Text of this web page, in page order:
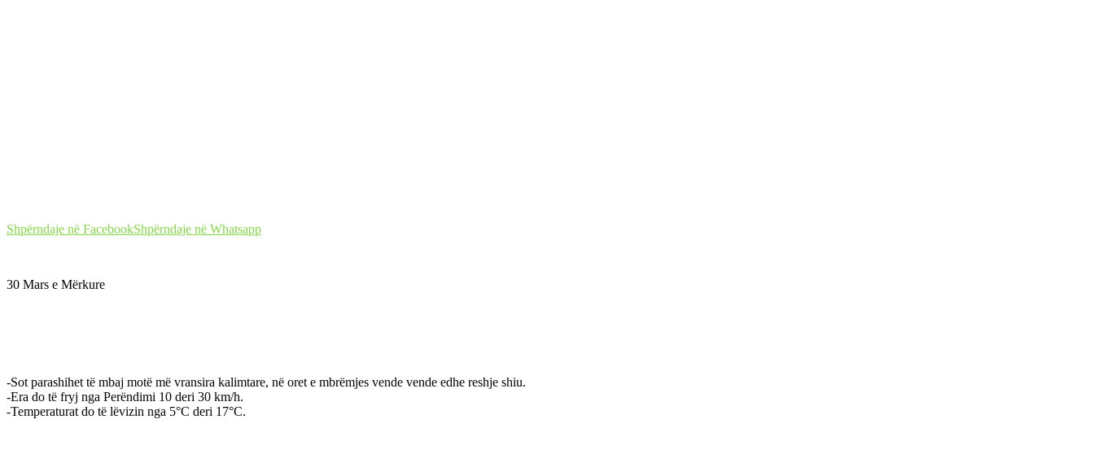
Shpërndaje në FacebookShpërndaje në Whatsapp
30 Mars e Mërkure
-Sot parashihet të mbaj motë më vransira kalimtare, në oret e mbrëmjes vende vende edhe reshje shiu.
-Era do të fryj nga Perëndimi 10 deri 30 km/h.
-Temperaturat do të lëvizin nga 5°C deri 17°C.